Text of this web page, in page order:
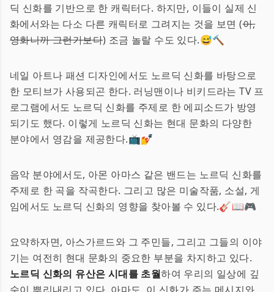
딕 신화를 기반으로 한 캐릭터다. 하지만, 이들이 실제 신
화에서와는 다소 다른 캐릭터로 그려지는 것을 보면 (아,
영화니까 그런가보다) 조금 놀랄 수도 있다.😅🔨
네일 아트나 패션 디자인에서도 노르딕 신화를 바탕으로
한 모티브가 사용되곤 한다. 러닝맨이나 비키드라는 TV 프
로그램에서도 노르딕 신화를 주제로 한 에피소드가 방영
되기도 했다. 이렇게 노르딕 신화는 현대 문화의 다양한
분야에서 영감을 제공한다.📺💅
음악 분야에서도, 아몬 아마스 같은 밴드는 노르딕 신화를
주제로 한 곡을 작곡한다. 그리고 많은 미술작품, 소설, 게
임에서도 노르딕 신화의 영향을 찾아볼 수 있다.🎸📖🎮
요약하자면, 아스가르드와 그 주민들, 그리고 그들의 이야
기는 여전히 현대 문화의 중요한 부분을 차지하고 있다.
노르딕 신화의 유산은 시대를 초월하여 우리의 일상에 깊